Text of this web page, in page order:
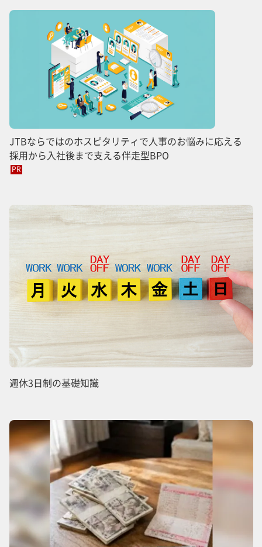
JTBならではのホスピタリティで人事のお悩みに応える
採用から入社後まで支える伴走型BPO
PR
週休3日制の基礎知識